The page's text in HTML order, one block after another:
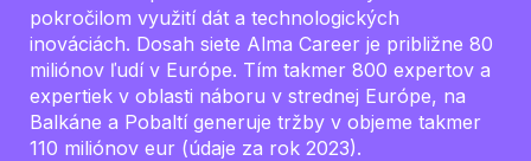
pokročilom využití dát a technologických
inováciách. Dosah siete Alma Career je približne 80
miliónov ľudí v Európe. Tím takmer 800 expertov a
expertiek v oblasti náboru v strednej Európe, na
Balkáne a Pobaltí generuje tržby v objeme takmer
110 miliónov eur (údaje za rok 2023).